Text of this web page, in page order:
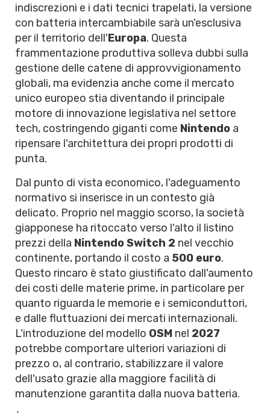
indiscrezioni e i dati tecnici trapelati, la versione
con batteria intercambiabile sarà un'esclusiva
per il territorio dell'Europa. Questa
frammentazione produttiva solleva dubbi sulla
gestione delle catene di approvvigionamento
globali, ma evidenzia anche come il mercato
unico europeo stia diventando il principale
motore di innovazione legislativa nel settore
tech, costringendo giganti come Nintendo a
ripensare l'architettura dei propri prodotti di
punta.
Dal punto di vista economico, l'adeguamento
normativo si inserisce in un contesto già
delicato. Proprio nel maggio scorso, la società
giapponese ha ritoccato verso l'alto il listino
prezzi della Nintendo Switch 2 nel vecchio
continente, portando il costo a 500 euro.
Questo rincaro è stato giustificato dall'aumento
dei costi delle materie prime, in particolare per
quanto riguarda le memorie e i semiconduttori,
e dalle fluttuazioni dei mercati internazionali.
L'introduzione del modello OSM nel 2027
potrebbe comportare ulteriori variazioni di
prezzo o, al contrario, stabilizzare il valore
dell'usato grazie alla maggiore facilità di
manutenzione garantita dalla nuova batteria.